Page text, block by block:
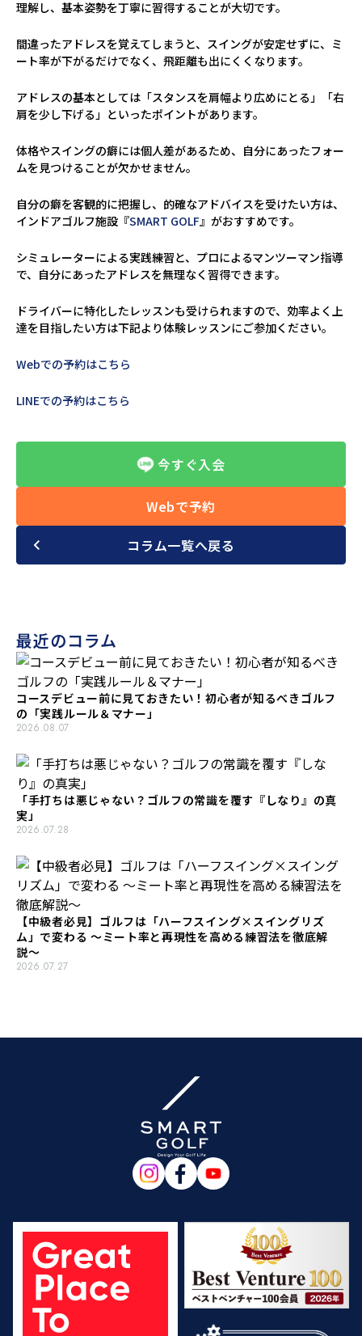
理解し、基本姿勢を丁寧に習得することが大切です。
間違ったアドレスを覚えてしまうと、スイングが安定せずに、ミ
ート率が下がるだけでなく、飛距離も出にくくなります。
アドレスの基本としては「スタンスを肩幅より広めにとる」「右
肩を少し下げる」といったポイントがあります。
体格やスイングの癖には個人差があるため、自分にあったフォー
ムを見つけることが欠かせません。
自分の癖を客観的に把握し、的確なアドバイスを受けたい方は、
インドアゴルフ施設『SMART GOLF』がおすすめです。
シミュレーターによる実践練習と、プロによるマンツーマン指導
で、自分にあったアドレスを無理なく習得できます。
ドライバーに特化したレッスンも受けられますので、効率よく上
達を目指したい方は下記より体験レッスンにご参加ください。
Webでの予約はこちら
LINEでの予約はこちら
今すぐ入会
Webで予約
コラム一覧へ戻る
最近のコラム
コースデビュー前に見ておきたい！初心者が知るべきゴルフ
の「実践ルール＆マナー」
2026.08.07
「手打ちは悪じゃない？ゴルフの常識を覆す『しなり』の真
実」
2026.07.28
【中級者必見】ゴルフは「ハーフスイング×スイングリズ
ム」で変わる 〜ミート率と再現性を高める練習法を徹底解
説〜
2026.07.27